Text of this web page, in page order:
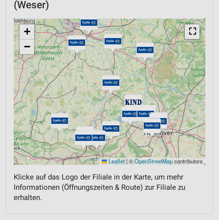
(Weser)
⛶
+
−
Leaflet | ©OpenStreetMapcontributors
Klicke auf das Logo der Filiale in der Karte, um mehr
Informationen (Öffnungszeiten & Route) zur Filiale zu
erhalten.